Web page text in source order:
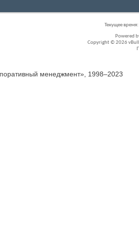
Текущее время:
Powered
Copyright © 2026
менеджмент», 1998–2023